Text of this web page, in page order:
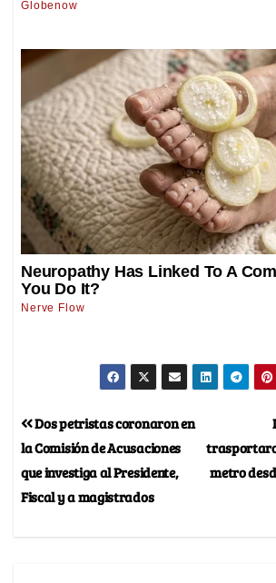
metro
Dos petristas coronaron en
la Comisión de Acusaciones
que investiga al Presidente,
Fiscal y a magistrados